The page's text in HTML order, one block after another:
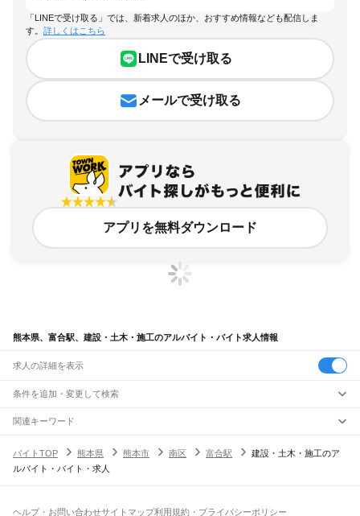
「LINEで受け取る」では、新着求人のほか、おすすめ情報なども配信しま
す。 詳しくはこちら
LINEで受け取る
メールで受け取る
アプリを無料ダウンロード
熊本県、富合駅、建設・土木・施工のアルバイト・バイト求人情報
求人の詳細を表示
条件を追加・変更して検索
市区町村を追加・変更
熊本県すべて
熊本市すべて
駅を追加・変更
職種を追加・変更
飲食・フードサービスすべて
関連キーワード
バイトTOP
熊本県 熊本市 南区 富合駅
建設・土木・施工のア
ルバイト・バイト・求人
ヘルプ・お問い合わせサイトマップ利用規約・プライバシーポリシー